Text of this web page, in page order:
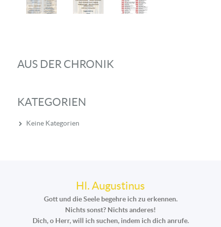
AUS DER CHRONIK
KATEGORIEN
Keine Kategorien
Hl. Augustinus
Gott und die Seele begehre ich zu erkennen.
Nichts sonst? Nichts anderes!
Dich, o Herr, will ich suchen, indem ich dich anrufe.